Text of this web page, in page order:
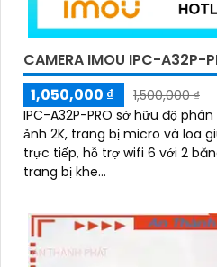
CAMERA IMOU IPC-A32P-
1,050,000 ₫
1,500,000 ₫
IPC-A32P-PRO sở hữu độ
ảnh 2K, trang bị micro và loa
trực tiếp, hỗ trợ wifi 6 với 2
trang bị khe...